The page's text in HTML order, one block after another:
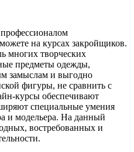
на курсах закройщиков.
многих творческих
предметы одежды,
замыслам и выгодно
фигуры, не сравнить с
курсы обеспечивают
специальные умения
и модельера. На данный
востребованных и